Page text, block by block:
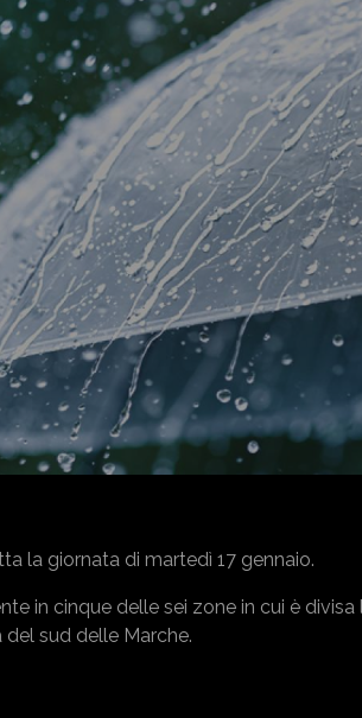
la giornata di martedì 17 gennaio.
in cinque delle sei zone in cui è divisa
sud delle Marche.